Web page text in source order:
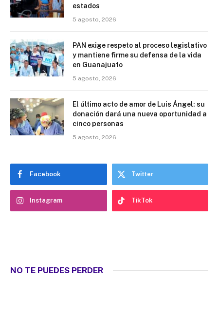
estados
5 agosto, 2026
PAN exige respeto al proceso legislativo
y mantiene firme su defensa de la vida
en Guanajuato
5 agosto, 2026
El último acto de amor de Luis Ángel: su
donación dará una nueva oportunidad a
cinco personas
5 agosto, 2026
Facebook Twitter
Instagram TikTok
NO TE PUEDES PERDER